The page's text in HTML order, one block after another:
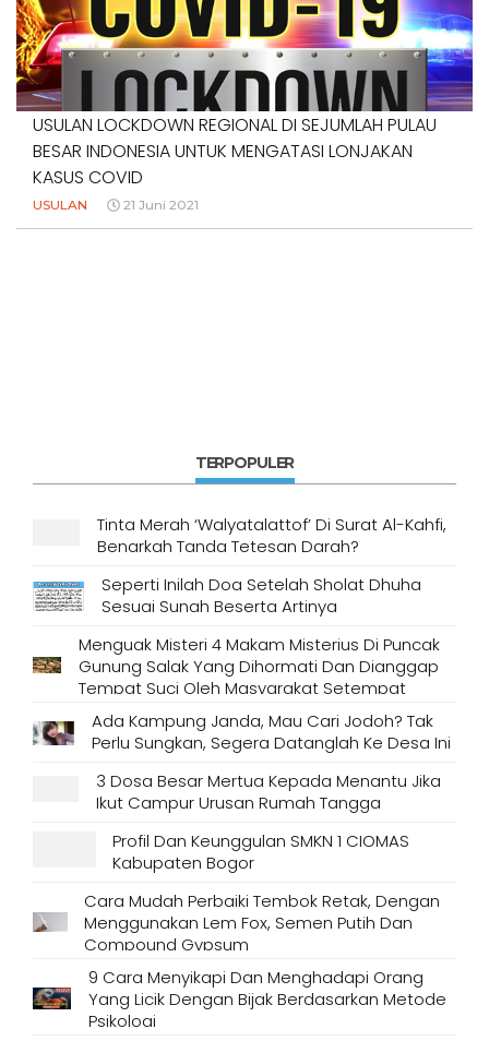
USULAN LOCKDOWN REGIONAL DI SEJUMLAH PULAU
BESAR INDONESIA UNTUK MENGATASI LONJAKAN
KASUS COVID
USULAN 21 Juni 2021
TERPOPULER
Tinta Merah ‘Walyatalattof’ Di Surat Al-Kahfi,
Benarkah Tanda Tetesan Darah?
Seperti Inilah Doa Setelah Sholat Dhuha
Sesuai Sunah Beserta Artinya
Menguak Misteri 4 Makam Misterius Di Puncak
Gunung Salak Yang Dihormati Dan Dianggap
Tempat Suci Oleh Masyarakat Setempat
Ada Kampung Janda, Mau Cari Jodoh? Tak
Perlu Sungkan, Segera Datanglah Ke Desa Ini
3 Dosa Besar Mertua Kepada Menantu Jika
Ikut Campur Urusan Rumah Tangga
Profil Dan Keunggulan SMKN 1 CIOMAS
Kabupaten Bogor
Cara Mudah Perbaiki Tembok Retak, Dengan
Menggunakan Lem Fox, Semen Putih Dan
Compound Gypsum
9 Cara Menyikapi Dan Menghadapi Orang
Yang Licik Dengan Bijak Berdasarkan Metode
Psikologi